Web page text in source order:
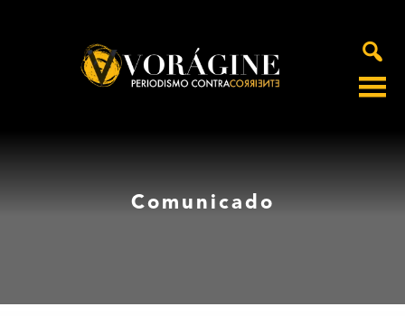
Comunicado